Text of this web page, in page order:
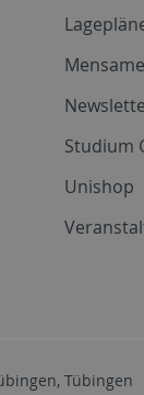
Studium
Unishop
Tübingen